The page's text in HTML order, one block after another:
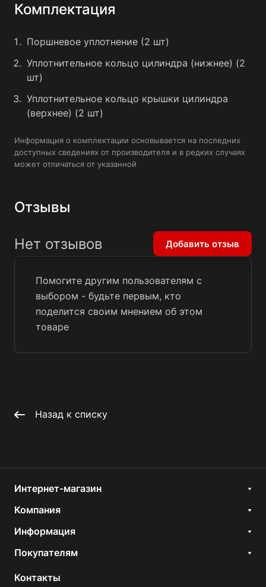
Комплектация
Поршневое уплотнение (2 шт)
Уплотнительное кольцо цилиндра (нижнее) (2
шт)
Уплотнительное кольцо крышки цилиндра
(верхнее) (2 шт)
Информация о комплектации основывается на последних
доступных сведениях от производителя и в редких случаях
может отличаться от указанной
Отзывы
Помогите другим пользователям с
выбором - будьте первым, кто
поделится своим мнением об этом
товаре
Нет отзывов Добавить отзыв
Назад к списку
Интернет-магазин
Компания
Информация
Покупателям
Контакты